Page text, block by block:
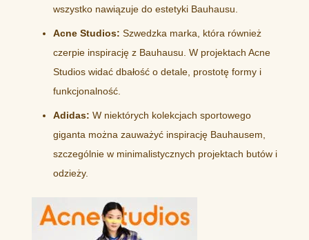
wszystko nawiązuje do estetyki Bauhausu.
Acne Studios: Szwedzka marka, która również
czerpie inspirację z Bauhausu. W projektach Acne
Studios widać dbałość o detale, prostotę formy i
funkcjonalność.
Adidas: W niektórych kolekcjach sportowego
giganta można zauważyć inspirację Bauhausem,
szczególnie w minimalistycznych projektach butów i
odzieży.